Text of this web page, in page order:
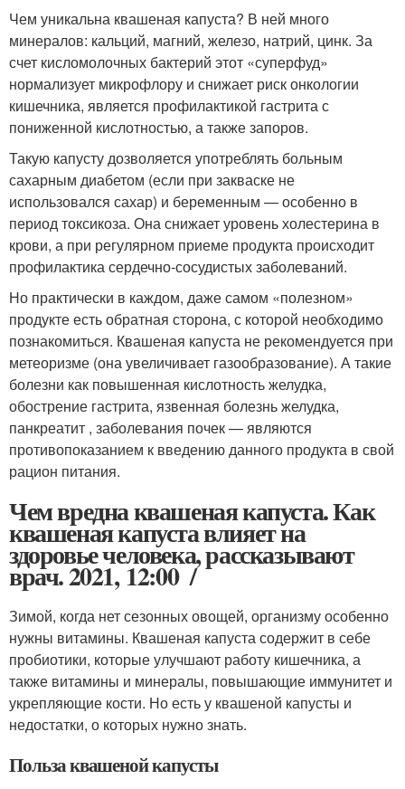
Чем уникальна квашеная капуста? В ней много
минералов: кальций, магний, железо, натрий, цинк. За
счет кисломолочных бактерий этот «суперфуд»
нормализует микрофлору и снижает риск онкологии
кишечника, является профилактикой гастрита с
пониженной кислотностью, а также запоров.
Такую капусту дозволяется употреблять больным
сахарным диабетом (если при закваске не
использовался сахар) и беременным — особенно в
период токсикоза. Она снижает уровень холестерина в
крови, а при регулярном приеме продукта происходит
профилактика сердечно-сосудистых заболеваний.
Но практически в каждом, даже самом «полезном»
продукте есть обратная сторона, с которой необходимо
познакомиться. Квашеная капуста не рекомендуется при
метеоризме (она увеличивает газообразование). А такие
болезни как повышенная кислотность желудка,
обострение гастрита, язвенная болезнь желудка,
панкреатит , заболевания почек — являются
противопоказанием к введению данного продукта в свой
рацион питания.
Чем вредна квашеная капуста. Как
квашеная капуста влияет на
здоровье человека, рассказывают
врач. 2021, 12:00 /
Зимой, когда нет сезонных овощей, организму особенно
нужны витамины. Квашеная капуста содержит в себе
пробиотики, которые улучшают работу кишечника, а
также витамины и минералы, повышающие иммунитет и
укрепляющие кости. Но есть у квашеной капусты и
недостатки, о которых нужно знать.
Польза квашеной капусты